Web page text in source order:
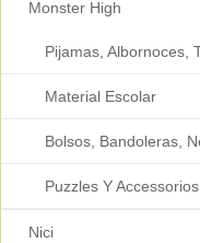
Monster High
Pijamas, Albornoces,
Material Escolar
Bolsos, Bandoleras,
Puzzles Y Accessorios
Nici